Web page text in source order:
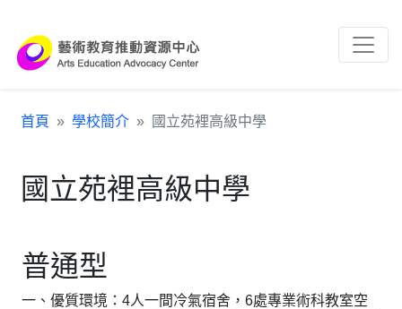
首頁 學校簡介 國立苑裡高級中學
國立苑裡高級中學
普通型
一、優質環境：4人一間冷氣宿舍，6處專業術科教室空